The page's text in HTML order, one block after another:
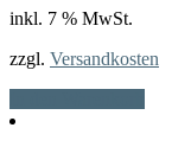
war:
ist:
inkl. 7 % MwSt.
zzgl. Versandkosten